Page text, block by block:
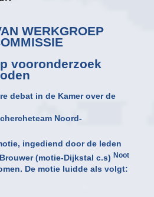
WERKGROEP
vooronderzoek
debat in de Kamer over de
Noord-
ingediend door de leden
(motie-Dijkstal c.s) Noot
De motie luidde als volgt: